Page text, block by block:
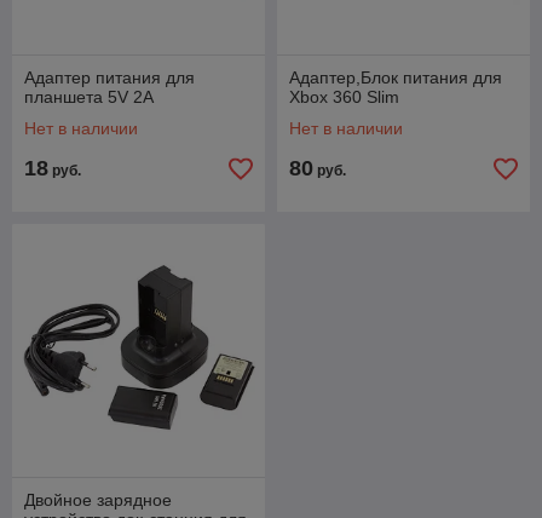
Адаптер питания для
планшета 5V 2A
Нет в наличии
18 руб.
Адаптер,Блок питания для
Xbox 360 Slim
Нет в наличии
80 руб.
Двойное зарядное